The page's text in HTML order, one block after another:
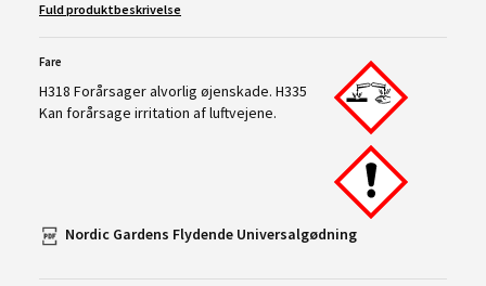
Fuld produktbeskrivelse
Fare
H318 Forårsager alvorlig øjenskade. H335
Kan forårsage irritation af luftvejene.
Nordic Gardens Flydende Universalgødning